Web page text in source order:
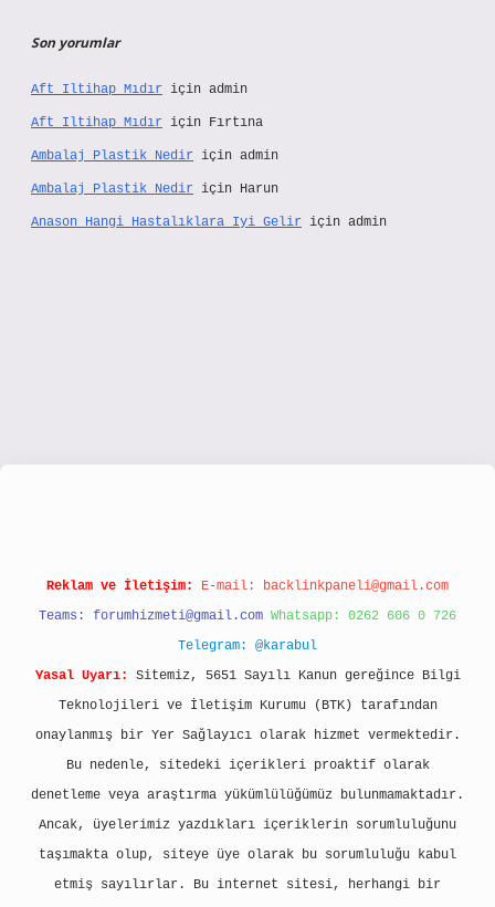
Son yorumlar
Aft Iltihap Mıdır için admin
Aft Iltihap Mıdır için Fırtına
Ambalaj Plastik Nedir için admin
Ambalaj Plastik Nedir için Harun
Anason Hangi Hastalıklara Iyi Gelir için admin
Reklam ve İletişim: E-mail: backlinkpaneli@gmail.com
Teams: forumhizmeti@gmail.com Whatsapp: 0262 606 0 726
Telegram: @karabul
Yasal Uyarı:
Sitemiz, 5651 Sayılı Kanun gereğince Bilgi
Teknolojileri ve İletişim Kurumu (BTK) tarafından
onaylanmış bir Yer Sağlayıcı olarak hizmet vermektedir.
Bu nedenle, sitedeki içerikleri proaktif olarak
denetleme veya araştırma yükümlülüğümüz bulunmamaktadır.
Ancak, üyelerimiz yazdıkları içeriklerin sorumluluğunu
taşımakta olup, siteye üye olarak bu sorumluluğu kabul
etmiş sayılırlar. Bu internet sitesi, herhangi bir